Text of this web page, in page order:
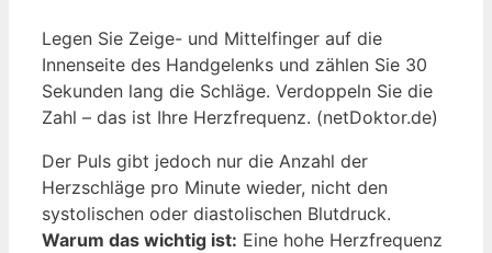
Legen Sie Zeige- und Mittelfinger auf die
Innenseite des Handgelenks und zählen Sie 30
Sekunden lang die Schläge. Verdoppeln Sie die
Zahl – das ist Ihre Herzfrequenz. (netDoktor.de)
Der Puls gibt jedoch nur die Anzahl der
Herzschläge pro Minute wieder, nicht den
systolischen oder diastolischen Blutdruck.
Warum das wichtig ist: Eine hohe Herzfrequenz